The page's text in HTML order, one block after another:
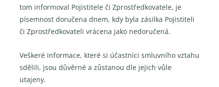
tom informoval Pojistitele či Zprostředkovatele, je
písemnost doručena dnem, kdy byla zásilka Pojistiteli
či Zprostředkovateli vrácena jako nedoručená.
Veškeré informace, které si účastníci smluvního vztahu
sdělili, jsou důvěrné a zůstanou dle jejich vůle
utajeny.